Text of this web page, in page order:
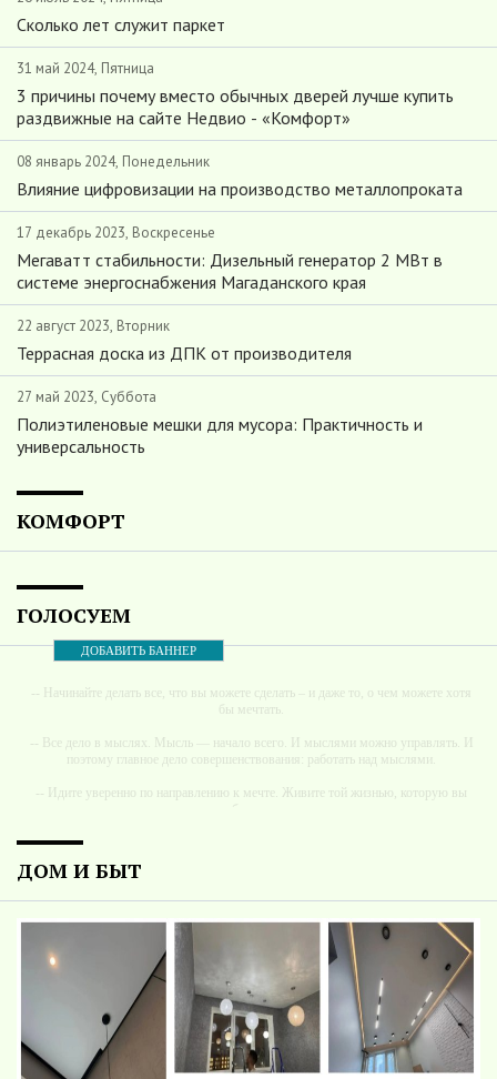
Сколько лет служит паркет
31 май 2024, Пятница
3 причины почему вместо обычных дверей лучше купить
раздвижные на сайте Недвио - «Комфорт»
08 январь 2024, Понедельник
Влияние цифровизации на производство металлопроката
17 декабрь 2023, Воскресенье
Мегаватт стабильности: Дизельный генератор 2 МВт в
системе энергоснабжения Магаданского края
22 август 2023, Вторник
Террасная доска из ДПК от производителя
27 май 2023, Суббота
Полиэтиленовые мешки для мусора: Практичность и
универсальность
КОМФОРТ
ГОЛОСУЕМ
ДОБАВИТЬ БАННЕР
-- Начинайте делать все, что вы можете сделать – и даже то, о чем можете хотя
бы мечтать.
-- Все дело в мыслях. Мысль — начало всего. И мыслями можно управлять. И
поэтому главное дело совершенствования: работать над мыслями.
-- Идите уверенно по направлению к мечте. Живите той жизнью, которую вы
-- Самое большое богатство — это ум. Самая большая нищета — глупость. Из
-- Люблю давать советы и очень не люблю, когда их дают мне.
ДОМ И БЫТ